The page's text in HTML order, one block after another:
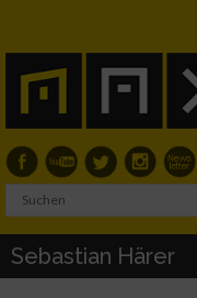
Sebastian Härer